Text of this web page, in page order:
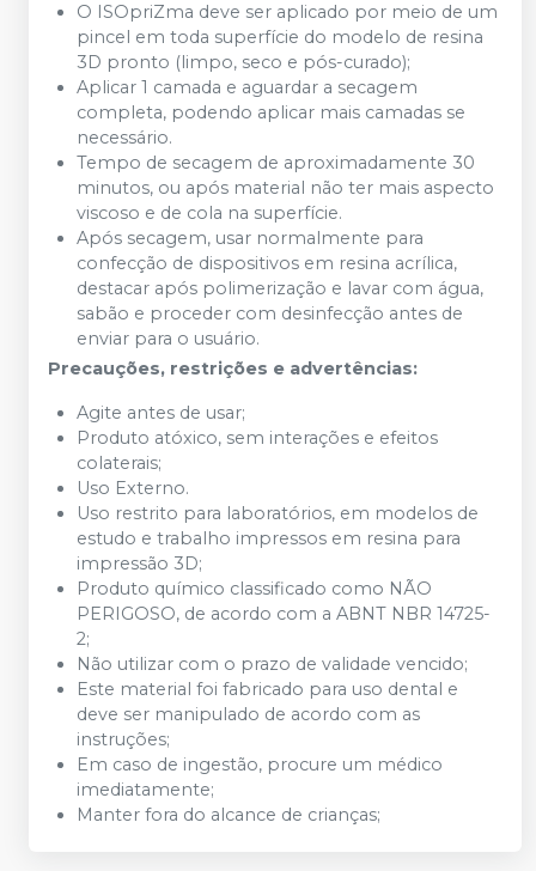
O ISOpriZma deve ser aplicado por meio de um
pincel em toda superfície do modelo de resina
3D pronto (limpo, seco e pós-curado);
Aplicar 1 camada e aguardar a secagem
completa, podendo aplicar mais camadas se
necessário.
Tempo de secagem de aproximadamente 30
minutos, ou após material não ter mais aspecto
viscoso e de cola na superfície.
Após secagem, usar normalmente para
confecção de dispositivos em resina acrílica,
destacar após polimerização e lavar com água,
sabão e proceder com desinfecção antes de
enviar para o usuário.
Precauções, restrições e advertências:
Agite antes de usar;
Produto atóxico, sem interações e efeitos
colaterais;
Uso Externo.
Uso restrito para laboratórios, em modelos de
estudo e trabalho impressos em resina para
impressão 3D;
Produto químico classificado como NÃO
PERIGOSO, de acordo com a ABNT NBR 14725-
2;
Não utilizar com o prazo de validade vencido;
Este material foi fabricado para uso dental e
deve ser manipulado de acordo com as
instruções;
Em caso de ingestão, procure um médico
imediatamente;
Manter fora do alcance de crianças;